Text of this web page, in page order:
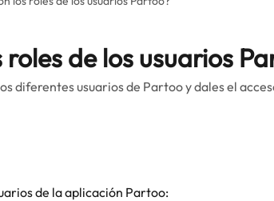
roles de los usuarios
diferentes usuarios de Partoo y dales el
de la aplicación Partoo: